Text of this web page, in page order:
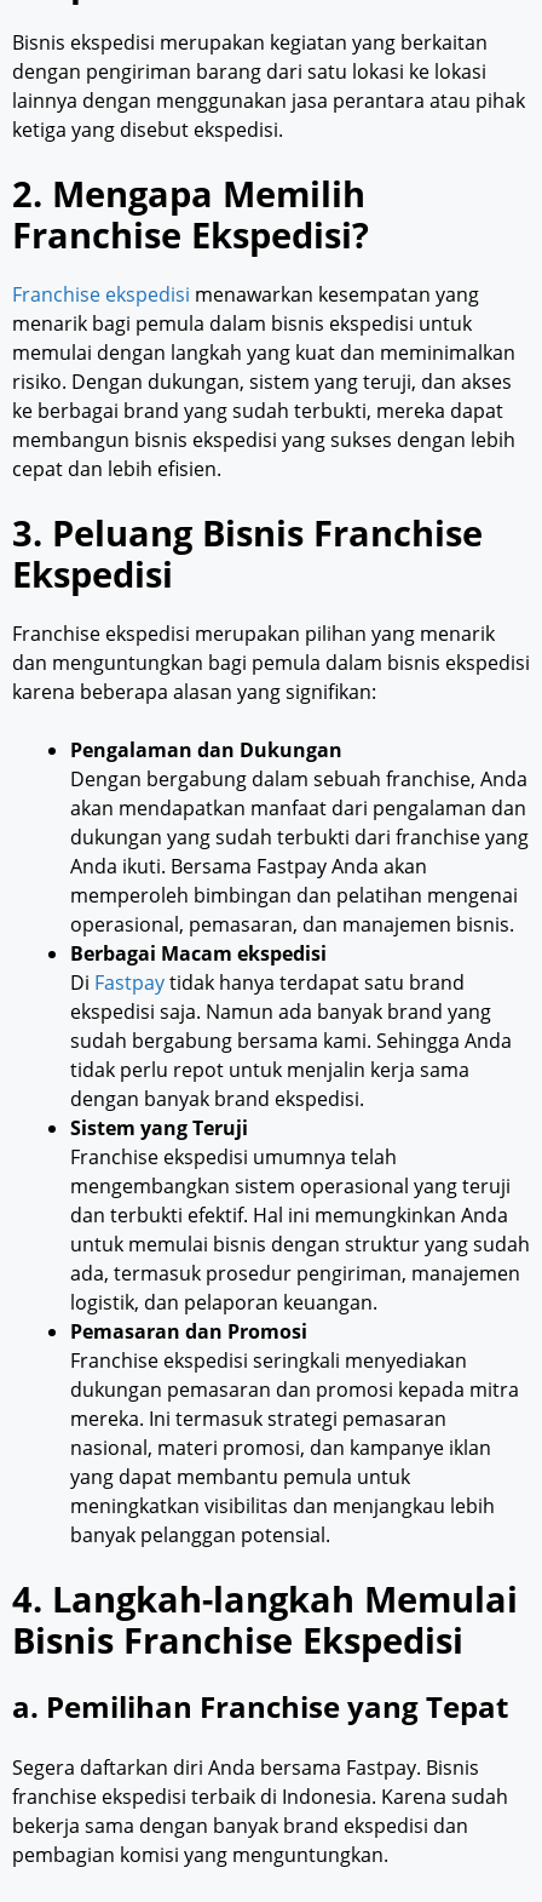
Bisnis ekspedisi merupakan kegiatan yang berkaitan
dengan pengiriman barang dari satu lokasi ke lokasi
lainnya dengan menggunakan jasa perantara atau pihak
ketiga yang disebut ekspedisi.
2. Mengapa Memilih
Franchise Ekspedisi?
Franchise ekspedisi menawarkan kesempatan yang
menarik bagi pemula dalam bisnis ekspedisi untuk
memulai dengan langkah yang kuat dan meminimalkan
risiko. Dengan dukungan, sistem yang teruji, dan akses
ke berbagai brand yang sudah terbukti, mereka dapat
membangun bisnis ekspedisi yang sukses dengan lebih
cepat dan lebih efisien.
3. Peluang Bisnis Franchise
Ekspedisi
Franchise ekspedisi merupakan pilihan yang menarik
dan menguntungkan bagi pemula dalam bisnis ekspedisi
karena beberapa alasan yang signifikan:
Pengalaman dan Dukungan
Dengan bergabung dalam sebuah franchise, Anda
akan mendapatkan manfaat dari pengalaman dan
dukungan yang sudah terbukti dari franchise yang
Anda ikuti. Bersama Fastpay Anda akan
memperoleh bimbingan dan pelatihan mengenai
operasional, pemasaran, dan manajemen bisnis.
Berbagai Macam ekspedisi
Di Fastpaytidak hanya terdapat satu brand
ekspedisi saja. Namun ada banyak brand yang
sudah bergabung bersama kami. Sehingga Anda
tidak perlu repot untuk menjalin kerja sama
dengan banyak brand ekspedisi.
Sistem yang Teruji
Franchise ekspedisi umumnya telah
mengembangkan sistem operasional yang teruji
dan terbukti efektif. Hal ini memungkinkan Anda
untuk memulai bisnis dengan struktur yang sudah
ada, termasuk prosedur pengiriman, manajemen
logistik, dan pelaporan keuangan.
Pemasaran dan Promosi
Franchise ekspedisi seringkali menyediakan
dukungan pemasaran dan promosi kepada mitra
mereka. Ini termasuk strategi pemasaran
nasional, materi promosi, dan kampanye iklan
yang dapat membantu pemula untuk
meningkatkan visibilitas dan menjangkau lebih
banyak pelanggan potensial.
4. Langkah-langkah Memulai
Bisnis Franchise Ekspedisi
a. Pemilihan Franchise yang Tepat
Segera daftarkan diri Anda bersama Fastpay. Bisnis
franchise ekspedisi terbaik di Indonesia. Karena sudah
bekerja sama dengan banyak brand ekspedisi dan
pembagian komisi yang menguntungkan.